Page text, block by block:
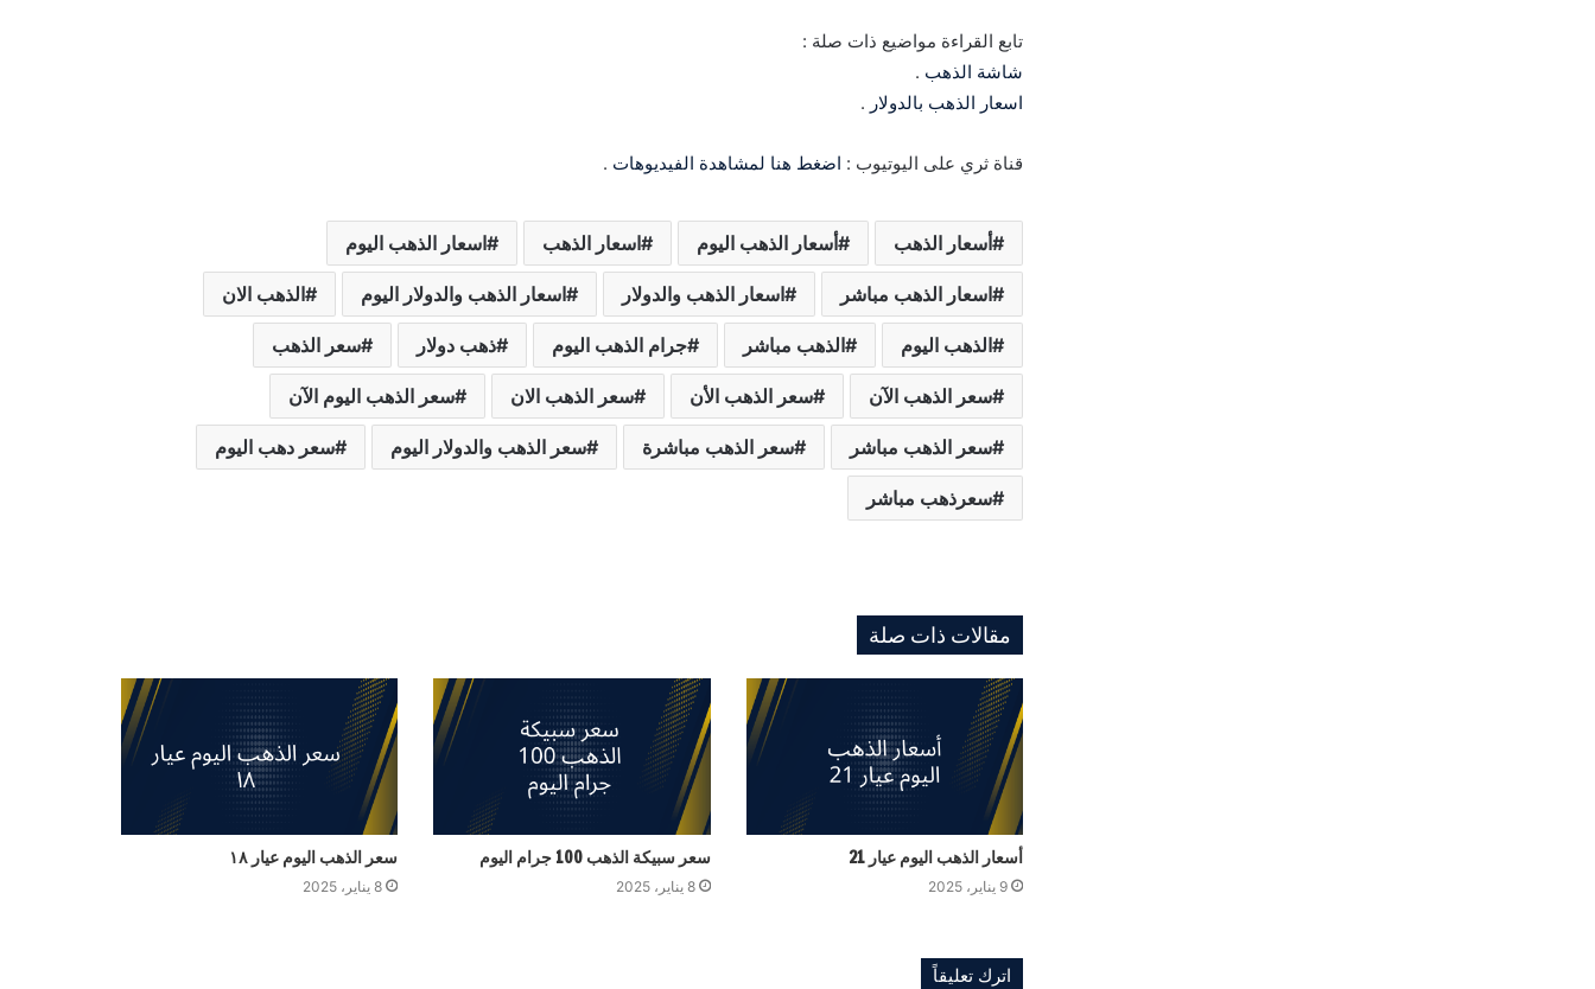
تابع القراءة مواضيع ذات صلة :
شاشة الذهب .
اسعار الذهب بالدولار .
قناة ثري على اليوتيوب : اضغط هنا لمشاهدة الفيديوهات .
أسعار الذهب أسعار الذهب اليوم اسعار الذهب اسعار الذهب اليوم
اسعار الذهب مباشر اسعار الذهب والدولار اسعار الذهب والدولار اليوم الذهب الان
الذهب اليوم الذهب مباشر جرام الذهب اليوم ذهب دولار سعر الذهب
سعر الذهب الآن سعر الذهب الأن سعر الذهب الان سعر الذهب اليوم الآن
سعر الذهب مباشر سعر الذهب مباشرة سعر الذهب والدولار اليوم سعر دهب اليوم
سعرذهب مباشر
مقالات ذات صلة
أسعار الذهب اليوم عيار 21
9 يناير، 2025
سعر سبيكة الذهب 100 جرام اليوم
8 يناير، 2025
سعر الذهب اليوم عيار ١٨
8 يناير، 2025
اترك تعليقاً